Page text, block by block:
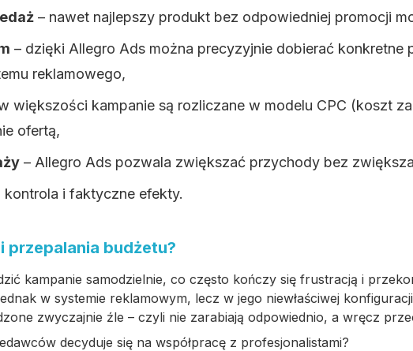
– nawet najlepszy produkt bez odpowiedniej promocji
– dzięki Allegro Ads można precyzyjnie dobierać konkretne
reklamowego,
większości kampanie są rozliczane w modelu CPC (koszt
ofertą,
– Allegro Ads pozwala zwiększać przychody bez
kontrola i faktyczne efekty.
przepalania budżetu?
kampanie samodzielnie, co często kończy się frustracją i
w systemie reklamowym, lecz w jego niewłaściwej
zwyczajnie źle – czyli nie zarabiają odpowiednio, a wręcz
decyduje się na współpracę z profesjonalistami?